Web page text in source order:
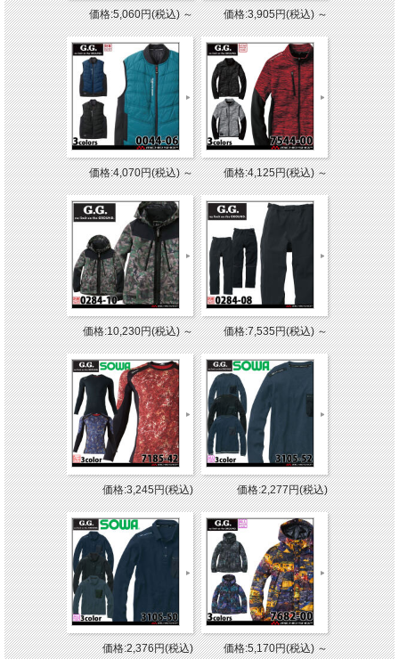
価格:5,060円(税込)～ 価格:3,905円(税込)～
価格:4,070円(税込)～ 価格:4,125円(税込)～
価格:10,230円(税込)～ 価格:7,535円(税込)～
価格:3,245円(税込) 価格:2,277円(税込)
価格:2,376円(税込) 価格:5,170円(税込)～